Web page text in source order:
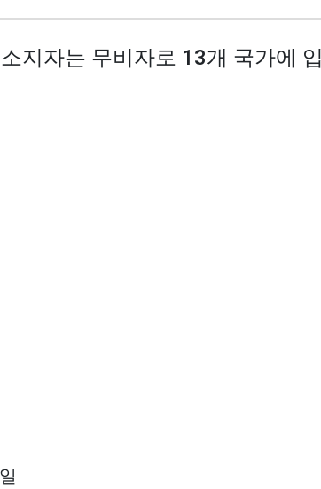
지자는 무비자로 13개 국가에